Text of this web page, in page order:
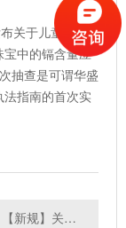
关于儿童产品
中的镉含量应
抽查是可谓华盛
指南的首次实
下一篇：【新规】关于锂电池交运的要求更新通知